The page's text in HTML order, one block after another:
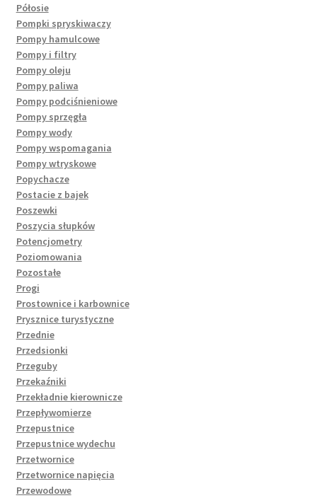
Półosie
Pompki spryskiwaczy
Pompy hamulcowe
Pompy i filtry
Pompy oleju
Pompy paliwa
Pompy podciśnieniowe
Pompy sprzęgła
Pompy wody
Pompy wspomagania
Pompy wtryskowe
Popychacze
Postacie z bajek
Poszewki
Poszycia słupków
Potencjometry
Poziomowania
Pozostałe
Progi
Prostownice i karbownice
Prysznice turystyczne
Przednie
Przedsionki
Przeguby
Przekaźniki
Przekładnie kierownicze
Przepływomierze
Przepustnice
Przepustnice wydechu
Przetwornice
Przetwornice napięcia
Przewodowe